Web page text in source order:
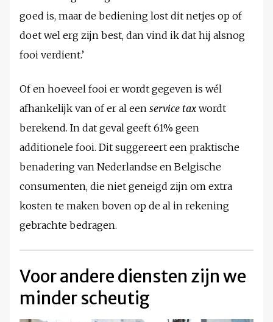
goed is, maar de bediening lost dit netjes op of
doet wel erg zijn best, dan vind ik dat hij alsnog
fooi verdient.’
Of en hoeveel fooi er wordt gegeven is wél
afhankelijk van of er al een service tax wordt
berekend. In dat geval geeft 61% geen
additionele fooi. Dit suggereert een praktische
benadering van Nederlandse en Belgische
consumenten, die niet geneigd zijn om extra
kosten te maken boven op de al in rekening
gebrachte bedragen.
Voor andere diensten zijn we
minder scheutig